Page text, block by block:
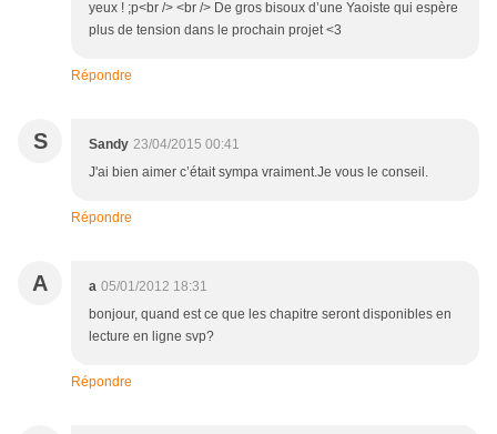
yeux ! ;p<br /> <br /> De gros bisoux d’une Yaoiste qui espère
plus de tension dans le prochain projet <3
Répondre
S Sandy 23/04/2015 00:41
J'ai bien aimer c’était sympa vraiment.Je vous le conseil.
Répondre
A a 05/01/2012 18:31
bonjour, quand est ce que les chapitre seront disponibles en
lecture en ligne svp?
Répondre